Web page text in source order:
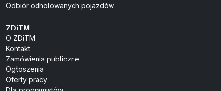
Odbiór odholowanych pojazdów
ZDiTM
O ZDiTM
Kontakt
Zamówienia publiczne
Ogłoszenia
Oferty pracy